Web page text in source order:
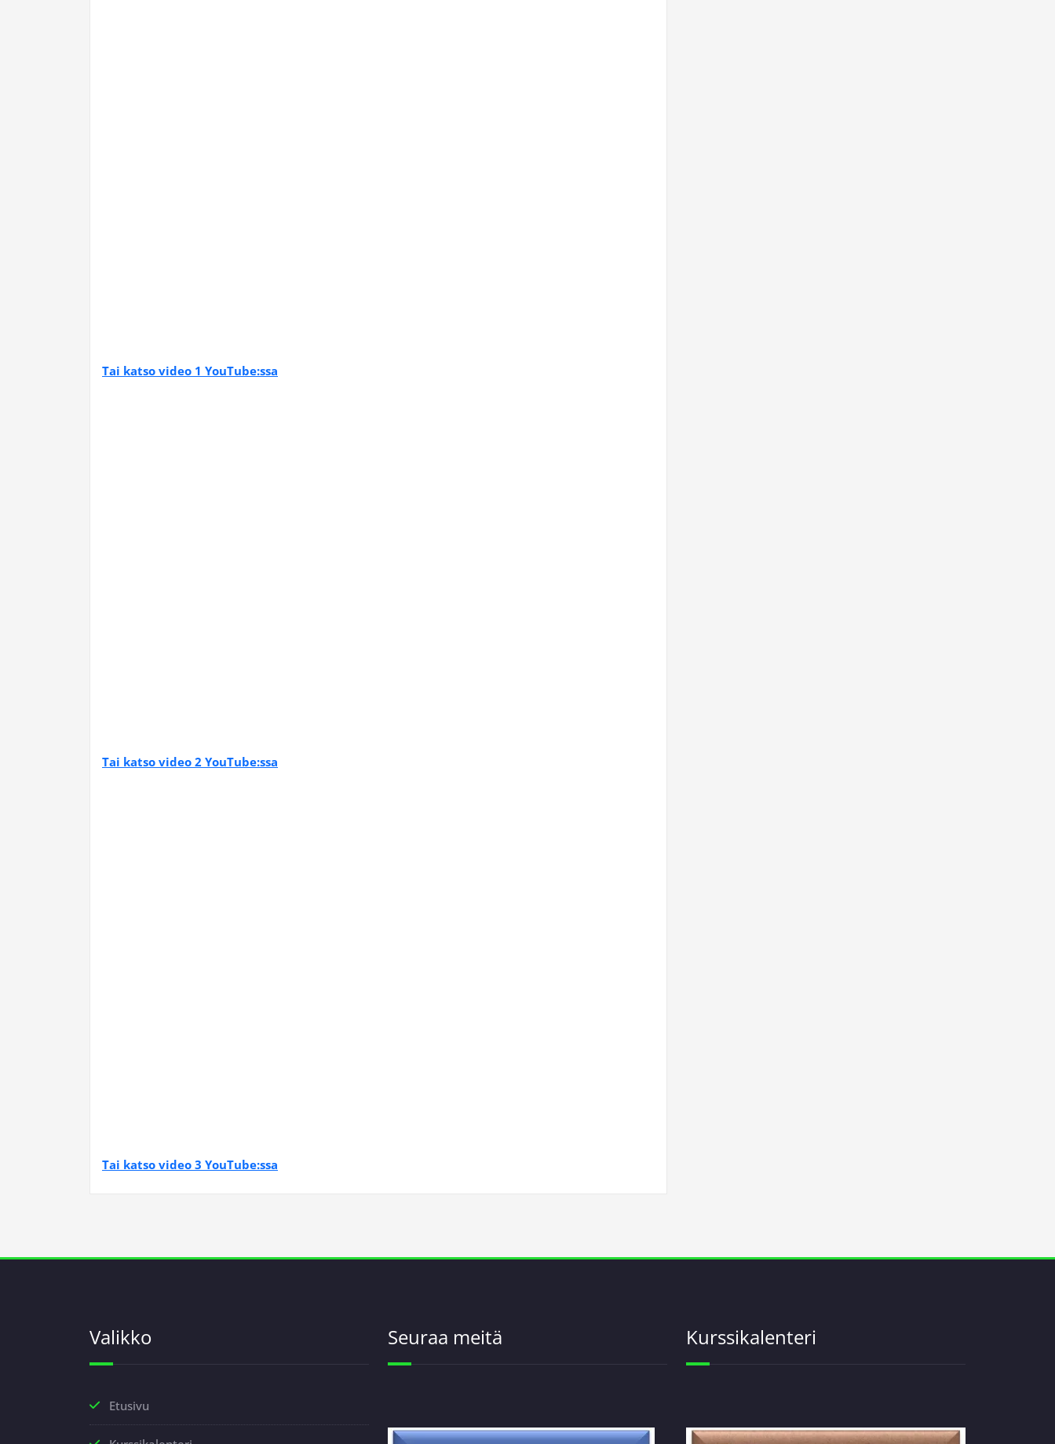
Tai katso video 1 YouTube:ssa
Tai katso video 2 YouTube:ssa
Tai katso video 3 YouTube:ssa
Valikko
Etusivu
Seuraa meitä Kurssikalenteri